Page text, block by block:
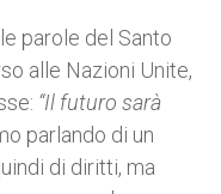
parole del Santo
alle Nazioni Unite,
“Il futuro sarà
parlando di un
di diritti, ma